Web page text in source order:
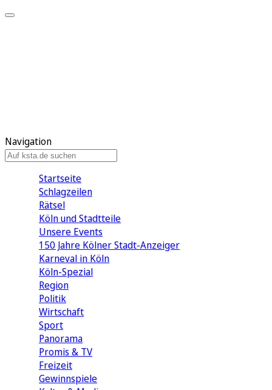
Navigation
Startseite
Schlagzeilen
Rätsel
Köln und Stadtteile
Unsere Events
150 Jahre Kölner Stadt-Anzeiger
Karneval in Köln
Köln-Spezial
Region
Politik
Wirtschaft
Sport
Panorama
Promis & TV
Freizeit
Gewinnspiele